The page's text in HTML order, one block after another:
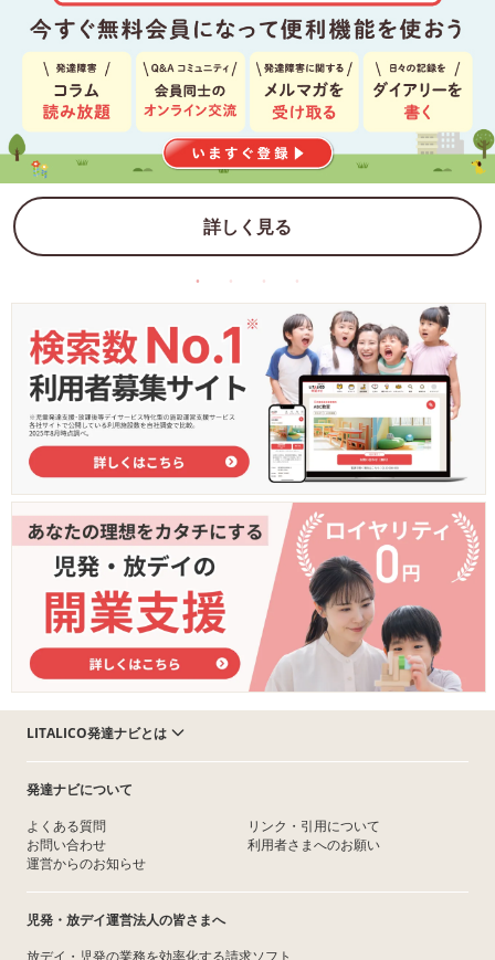
詳しく見る
LITALICO発達ナビとは
発達ナビについて
よくある質問
お問い合わせ
運営からのお知らせ
リンク・引用について
利用者さまへのお願い
児発・放デイ運営法人の皆さまへ
放デイ・児発の業務を効率化する請求ソフト